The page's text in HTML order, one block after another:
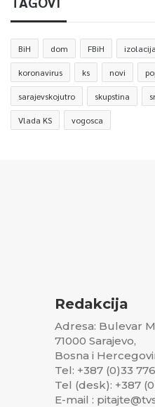
BiH dom FBiH izolacija
koronavirus ks novi
sarajevskojutro skupstina
Vlada KS vogosca
Redakcija
Adresa: Bulevar
71000 Sarajevo,
Bosna i
Tel: +387 (0)33
Tel (desk): +387
E-mail :